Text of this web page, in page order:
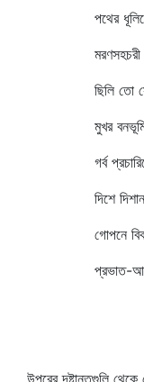
পথের ধূলিরে কি
মরণসহচরী।
ছিলি তো
মুখর বনভূমি
গর্ব প্রচারিছে
দিশে
গোপনে
প্রভাত-
উপরের দৃষ্টান্তগুলি থেকে